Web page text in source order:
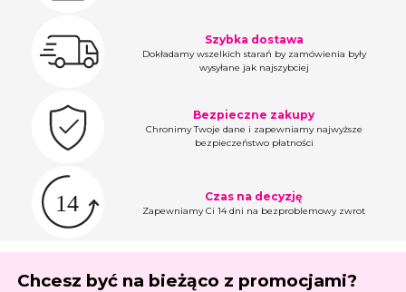
Szybka dostawa
Dokładamy wszelkich starań by zamówienia były
wysyłane jak najszybciej
Bezpieczne zakupy
Chronimy Twoje dane i zapewniamy najwyższe
bezpieczeństwo płatności
Czas na decyzję
Zapewniamy Ci 14 dni na bezproblemowy zwrot
Chcesz być na bieżąco z promocjami?